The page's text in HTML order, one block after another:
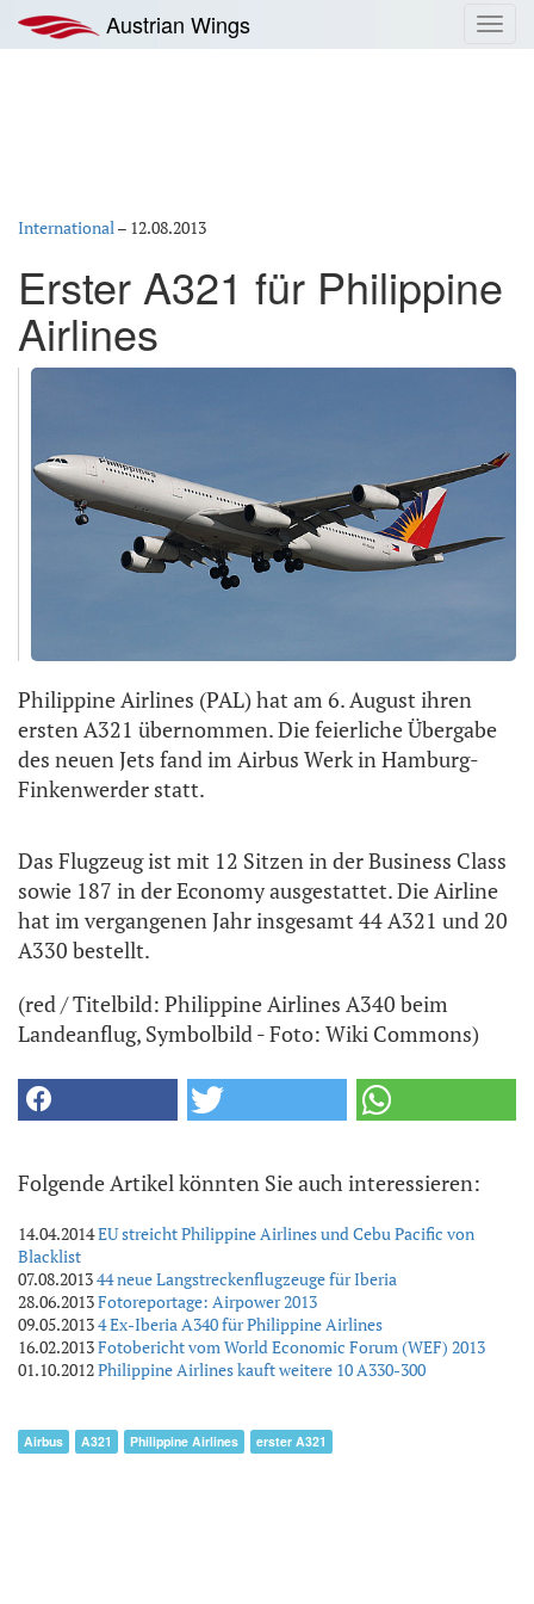
Inhalt
springen
Austrian Wings
International– 12.08.2013
Erster A321 für Philippine
Airlines
Philippine Airlines (PAL) hat am 6. August ihren
ersten A321 übernommen. Die feierliche Übergabe
des neuen Jets fand im Airbus Werk in Hamburg-
Finkenwerder statt.
Das Flugzeug ist mit 12 Sitzen in der Business Class
sowie 187 in der Economy ausgestattet. Die Airline
hat im vergangenen Jahr insgesamt 44 A321 und 20
A330 bestellt.
(red / Titelbild: Philippine Airlines A340 beim
Landeanflug, Symbolbild - Foto: Wiki Commons)
Folgende Artikel könnten Sie auch interessieren:
14.04.2014EU streicht Philippine Airlines und Cebu Pacific von
Blacklist
07.08.201344 neue Langstreckenflugzeuge für Iberia
28.06.2013Fotoreportage: Airpower 2013
09.05.20134 Ex-Iberia A340 für Philippine Airlines
16.02.2013Fotobericht vom World Economic Forum (WEF) 2013
01.10.2012Philippine Airlines kauft weitere 10 A330-300
Airbus A321 Philippine Airlines erster A321